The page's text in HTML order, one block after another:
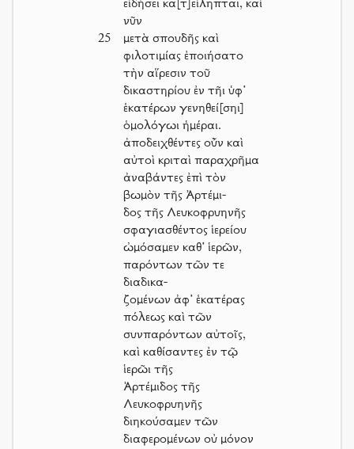
εἰδήσει κα[τ]είληπται, καὶ
νῦν
25
μετὰ σπουδῆς καὶ
φιλοτιμίας ἐποιήσατο
τὴν αἵρεσιν τοῦ
δικαστηρίου ἐν τῆι ὑφ’
ἑκατέρων γενηθεί[σηι]
ὁμολόγωι ἡμέραι.
ἀποδειχθέντες οὖν καὶ
αὐτοὶ κριταὶ παραχρῆμα
ἀναβάντες ἐπὶ τὸν
βωμὸν τῆς Ἀρτέμι-
δος τῆς Λευκοφρυηνῆς
σφαγιασθέντος ἱερείου
ὠμόσαμεν καθ’ ἱερῶν,
παρόντων τῶν τε
διαδικα-
ζομένων ἀφ’ ἑκατέρας
πόλεως καὶ τῶν
συνπαρόντων αὐτοῖς,
καὶ καθίσαντες ἐν τῷ
ἱερῶι τῆς
Ἀρτέμιδος τῆς
Λευκοφρυηνῆς
διηκούσαμεν τῶν
διαφερομένων οὐ μόνον